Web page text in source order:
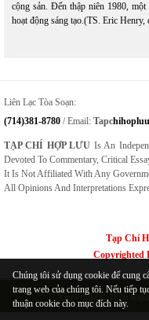
cộng sản. Đến thập niên 1980,
hoạt động sáng tạo.(TS. Eric Henry,
Liên Lạc Tòa Soạn:
(714)381-8780 / Email: Tapc
TẠP CHÍ HỢP LƯU Is An
Devoted To Commentary, Critical
It Is Not Affiliated With Any
All Opinions And Interpretations
Tạp Chí
Copyrighted
Copyright © 2026
Chúng tôi sử dụng cookie để cung
trang web của chúng tôi. Nếu tiếp
thuận cookie cho mục đích này.